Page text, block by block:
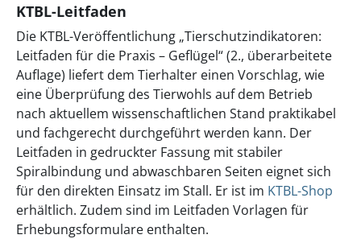
KTBL-Leitfaden
Die KTBL-Veröffentlichung „Tierschutzindikatoren:
Leitfaden für die Praxis – Geflügel“ (2., überarbeitete
Auflage) liefert dem Tierhalter einen Vorschlag, wie
eine Überprüfung des Tierwohls auf dem Betrieb
nach aktuellem wissenschaftlichen Stand praktikabel
und fachgerecht durchgeführt werden kann. Der
Leitfaden in gedruckter Fassung mit stabiler
Spiralbindung und abwaschbaren Seiten eignet sich
für den direkten Einsatz im Stall. Er ist im KTBL-Shop
erhältlich. Zudem sind im Leitfaden Vorlagen für
Erhebungsformulare enthalten.